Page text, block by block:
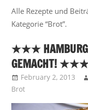
Alle Rezepte und
Kategorie “Brot”.
★★★
GEMACHT!
February 2, 2013
Brot